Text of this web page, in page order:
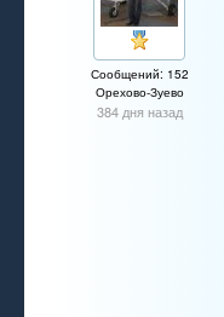
Сообщений: 152
Орехово-Зуево
384 дня назад